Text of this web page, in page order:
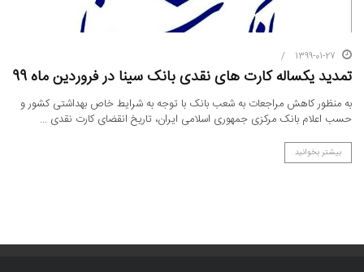
1399-01-27
تمدید یکساله کارت های نقدی بانک سینا در فروردین ماه 99
به منظور کاهش مراجعات به شعب بانک با توجه به شرایط خاص بهداشتی کشور و
حسب اعلام بانک مرکزی جمهوری اسلامی ایران، تاریخ انقضای کارت نقدی ...
بیشتر بخوانید